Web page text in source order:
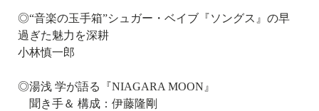
◎“音楽の玉手箱”シュガー・ベイブ『ソングス』の早
過ぎた魅力を深耕
小林慎一郎
◎湯浅 学が語る『NIAGARA MOON』
聞き手＆ 構成：伊藤隆剛